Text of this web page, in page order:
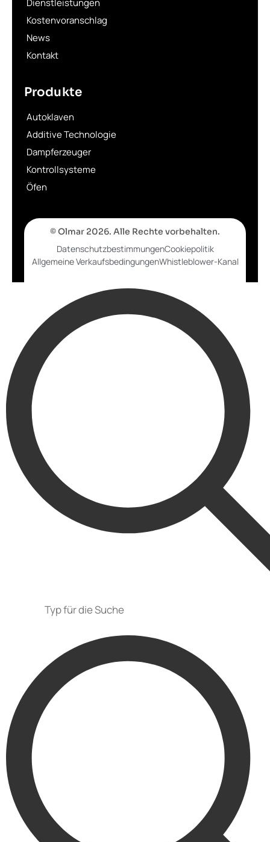
Dienstleistungen
Kostenvoranschlag
News
Kontakt
Produkte
Autoklaven
Additive Technologie
Dampferzeuger
Kontrollsysteme
Öfen
© Olmar 2026. Alle Rechte vorbehalten.
DatenschutzbestimmungenCookiepolitik
Allgemeine VerkaufsbedingungenWhistleblower-Kanal